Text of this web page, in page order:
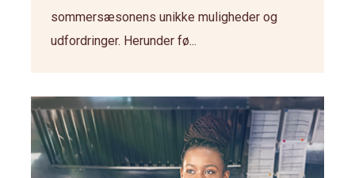
sommersæsonens unikke muligheder og
udfordringer. Herunder fø...